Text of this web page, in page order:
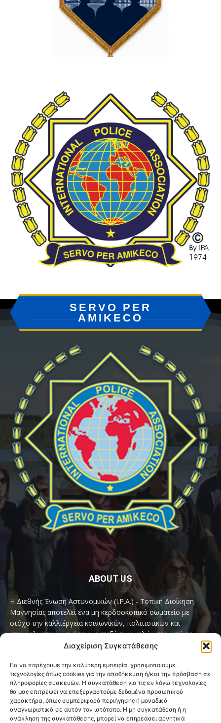
Διαχείριση Συγκατάθεσης
Για να παρέχουμε την καλύτερη εμπειρία, χρησιμοποιούμε
τεχνολογίες όπως cookies για την αποθήκευση ή/και την πρόσβαση σε
πληροφορίες συσκευών. Η συγκατάθεση για τις εν λόγω τεχνολογίες
θα μας επιτρέψει να επεξεργαστούμε δεδομένα προσωπικού
χαρακτήρα, όπως συμπεριφορά περιήγησης ή μοναδικά
αναγνωριστικά σε αυτόν τον ιστότοπο. Η μη συγκατάθεση ή η
ανάκληση της συγκατάθεσης, μπορεί να επηρεάσει αρνητικά
SERVO PER
AMIKECO
ABOUT US
Η Διεθνής Ένωση Αστυνομικών (I.P.A.) - Τοπική Διοίκηση
Μαγνησίας αποτελεί ένα μη κερδοσκοπικό σωματείο με
στόχο την καλλιέργεια κοινωνικών, πολιτιστικών και
επαγγελματικών σχέσεων μεταξύ των μελών της, υπό το
παγκόσμιο σύνθημα «Servo per Amikeco» (Υπηρετώ δια της
Contact us:ipamagnesia@gmail.com
FOLLOW US